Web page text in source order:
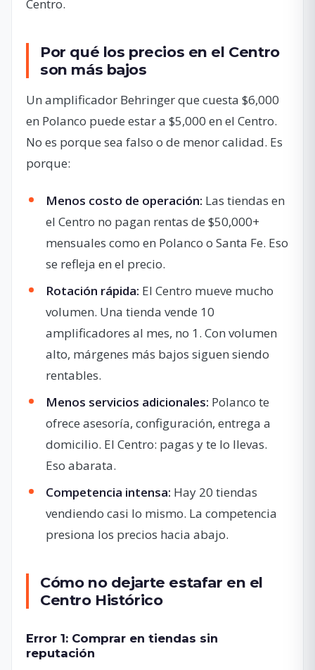
Centro.
Por qué los precios en el Centro
son más bajos
Un amplificador Behringer que cuesta $6,000
en Polanco puede estar a $5,000 en el Centro.
No es porque sea falso o de menor calidad. Es
porque:
Menos costo de operación: Las tiendas en
el Centro no pagan rentas de $50,000+
mensuales como en Polanco o Santa Fe. Eso
se refleja en el precio.
Rotación rápida: El Centro mueve mucho
volumen. Una tienda vende 10
amplificadores al mes, no 1. Con volumen
alto, márgenes más bajos siguen siendo
rentables.
Menos servicios adicionales: Polanco te
ofrece asesoría, configuración, entrega a
domicilio. El Centro: pagas y te lo llevas.
Eso abarata.
Competencia intensa: Hay 20 tiendas
vendiendo casi lo mismo. La competencia
presiona los precios hacia abajo.
Cómo no dejarte estafar en el
Centro Histórico
Error 1: Comprar en tiendas sin
reputación